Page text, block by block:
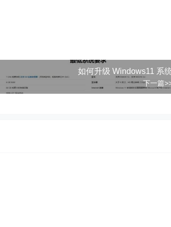
如何升级 Windows11 系
下一篇